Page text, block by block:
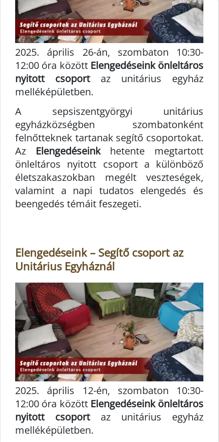
2025. április 26-án, szombaton 10:30-
12:00 óra között Elengedéseink önleltáros
nyitott csoportaz unitárius egyház
melléképületben.
A sepsiszentgyörgyi unitárius
egyházközségben szombatonként
felnőtteknek tartanak segítő csoportokat.
Az Elengedéseinkhetente megtartott
önleltáros nyitott csoport a különböző
életszakaszokban megélt veszteségek,
valamint a napi tudatos elengedés és
beengedés témáit feszegeti.
Elengedéseink – Segítő csoport az
Unitárius Egyháznál
2025. április 12-én, szombaton 10:30-
12:00 óra között Elengedéseink önleltáros
nyitott csoportaz unitárius egyház
melléképületben.